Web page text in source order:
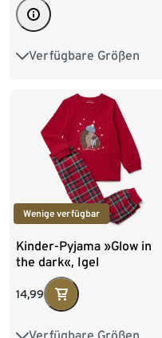
Verfügbare Größen
98/104 110/116
134/140
146/152 158/164
Wenige verfügbar
Kinder-Pyjama »Glow in
the dark«, Igel
14,99